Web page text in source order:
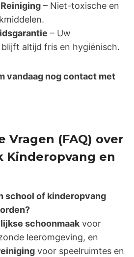
– Niet-toxische en
– Uw
altijd fris en hygiënisch.
vandaag nog contact met
Vragen (FAQ) over
Kinderopvang en
school of kinderopvang
schoonmaak voor
leeromgeving, en
voor speelruimtes en